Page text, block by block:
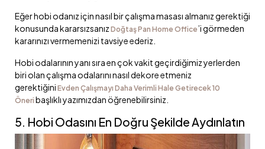
Eğer hobi odanız için nasıl bir çalışma masası almanız gerektiği
konusunda kararsızsanız Doğtaş Pan Home Office’i görmeden
kararınızı vermemenizi tavsiye ederiz.
Hobi odalarının yanı sıra en çok vakit geçirdiğimiz yerlerden
biri olan çalışma odalarını nasıl dekore etmeniz
gerektiğini Evden Çalışmayı Daha Verimli Hale Getirecek 10
Öneri başlıklı yazımızdan öğrenebilirsiniz.
5. Hobi Odasını En Doğru Şekilde Aydınlatın